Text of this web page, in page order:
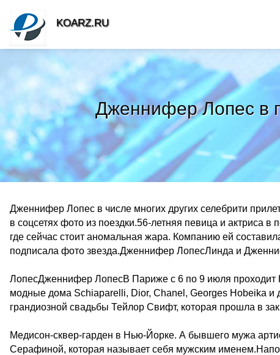
Дженнифер Лопес в
Дженнифер Лопес в числе многих других селебрити
в соцсетях фото из поездки.56-летняя певица и актриса
где сейчас стоит аномальная жара. Компанию ей
подписала фото звезда.Дженнифер ЛопесЛинда и
ЛопесДженнифер ЛопесВ Париже с 6 по 9 июля
модные дома Schiaparelli, Dior, Chanel, Georges Hobeika
грандиозной свадьбы Тейлор Свифт, которая прошла в
Медисон-сквер-гарден в Нью-Йорке. А бывшего мужа
Серафиной, которая называет себя мужским
KOARZ.RU